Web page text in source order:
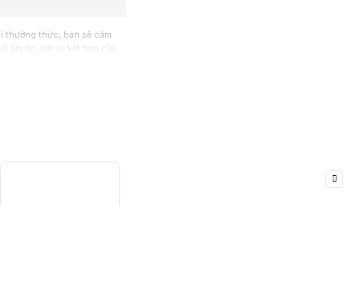
thưởng thức, bạn sẽ cảm
ấm áp, với sự kết hợp của